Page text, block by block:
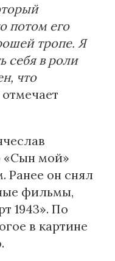
потом его
тропе. Я
себя в роли
что
«Сын мой»
Ранее он снял
фильмы,
1943». По
в картине